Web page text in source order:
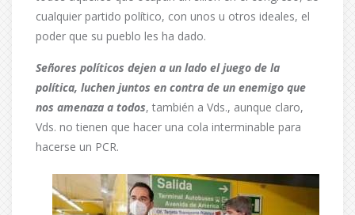
cualquier partido político, con unos u otros ideales, el
poder que su pueblo les ha dado.
Señores políticos dejen a un lado el juego de la
política, luchen juntos en contra de un enemigo que
nos amenaza a todos, también a Vds., aunque claro,
Vds. no tienen que hacer una cola interminable para
hacerse un PCR.